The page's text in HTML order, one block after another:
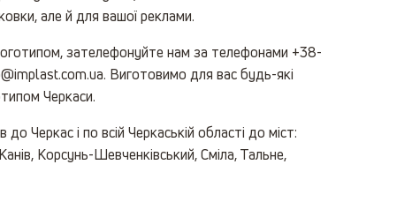
але й для вашої реклами.
зателефонуйте нам за телефонами +38-
Виготовимо для вас будь-які
Черкаси.
Черкас і по всій Черкаській області до міст:
Корсунь-Шевченківський, Сміла, Тальне,